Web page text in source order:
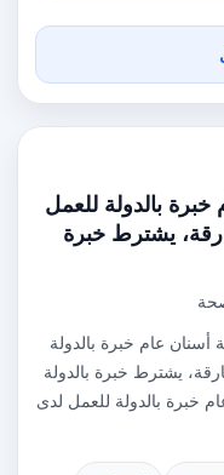
بالدولة للعمل
يشترط خبرة
عام خبرة بالدولة
يشترط خبرة بالدولة
خبرة بالدولة للعمل لدى